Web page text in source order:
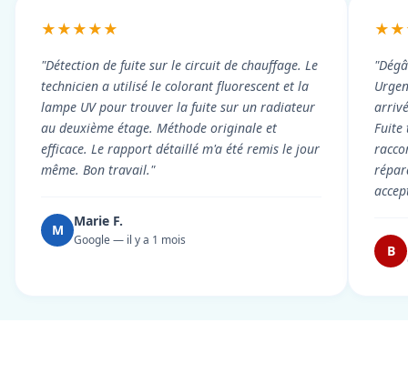
★★★★★
"Détection de fuite sur le circuit de chauffage. Le
technicien a utilisé le colorant fluorescent et la
lampe UV pour trouver la fuite sur un radiateur
au deuxième étage. Méthode originale et
efficace. Le rapport détaillé m'a été remis le jour
même. Bon travail."
M
Marie F.
Google — il y a 1 mois
Fuite
B